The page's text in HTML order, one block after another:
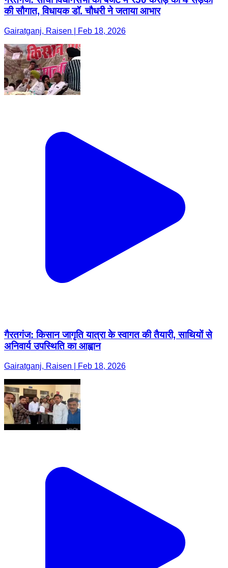
की सौगात, विधायक डॉ. चौधरी ने जताया आभार
Gairatganj, Raisen | Feb 18, 2026
गैरतगंज: किसान जागृति यात्रा के स्वागत की तैयारी, साथियों से
अनिवार्य उपस्थिति का आह्वान
Gairatganj, Raisen | Feb 18, 2026